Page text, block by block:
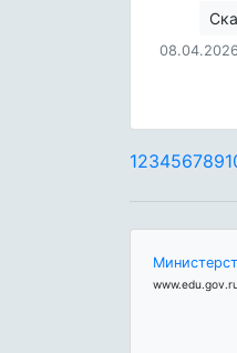
123456789